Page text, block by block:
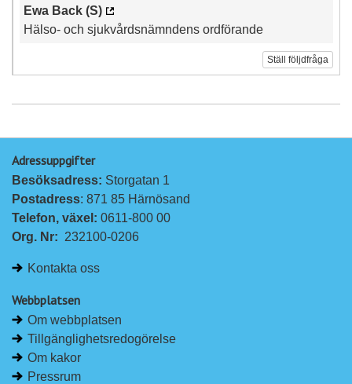
Ewa Back (S)
Hälso- och sjukvårdsnämndens ordförande
Ställ följdfråga
Adressuppgifter
Besöksadress: Storgatan 1
Postadress: 871 85 Härnösand
Telefon, växel: 0611-800 00
Org. Nr: 232100-0206
Kontakta oss
Webbplatsen
Om webbplatsen
Tillgänglighetsredogörelse
Om kakor
Pressrum